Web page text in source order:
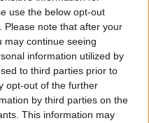
use the below opt-out
Please note that after your
may continue seeing
information utilized by
to third parties prior to
opt-out of the further
by third parties on the
This information may
podría
Ver todos